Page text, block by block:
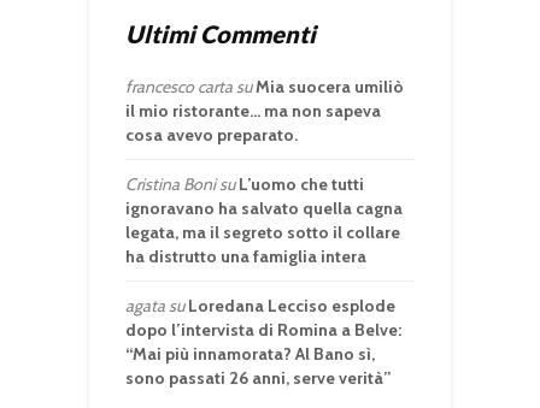
Ultimi Commenti
francesco cartasuMia suocera umiliò
il mio ristorante… ma non sapeva
cosa avevo preparato.
Cristina BonisuL’uomo che tutti
ignoravano ha salvato quella cagna
legata, ma il segreto sotto il collare
ha distrutto una famiglia intera
agatasuLoredana Lecciso esplode
dopo l’intervista di Romina a Belve:
“Mai più innamorata? Al Bano sì,
sono passati 26 anni, serve verità”